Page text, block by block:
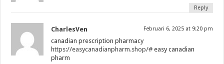
Reply
CharlesVen Februari 6, 2025 at 9:20 pm
canadian prescription pharmacy
https://easycanadianpharm.shop/# easy canadian
pharm